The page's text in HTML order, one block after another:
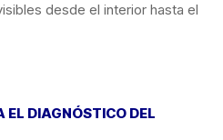
desde el interior hasta el
DIAGNÓSTICO DEL